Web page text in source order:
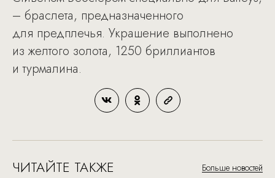
– браслета, предназначенного
для предплечья. Украшение выполнено
из желтого золота, 1250 бриллиантов
и турмалина.
ЧИТАЙТЕ ТАКЖЕ Больше новостей